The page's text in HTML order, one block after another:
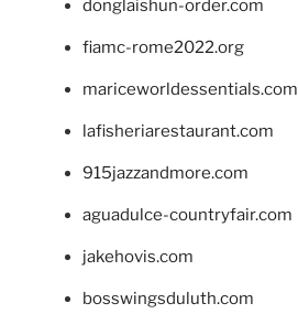
donglaishun-order.com
fiamc-rome2022.org
mariceworldessentials.com
lafisheriarestaurant.com
915jazzandmore.com
aguadulce-countryfair.com
jakehovis.com
bosswingsduluth.com